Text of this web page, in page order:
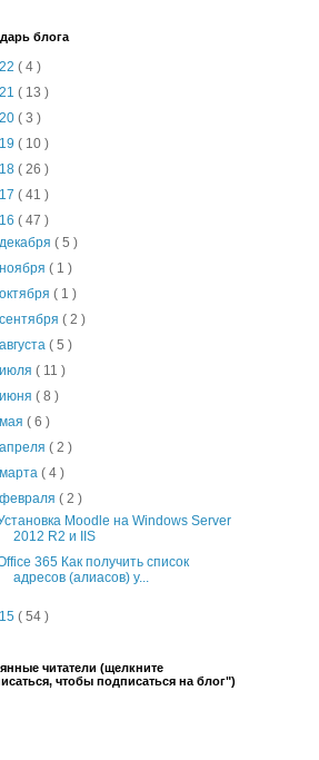
блога
( 4 )
( 13 )
( 3 )
( 10 )
( 26 )
( 41 )
( 47 )
декабря( 5 )
ноября( 1 )
октября( 1 )
сентября( 2 )
августа( 5 )
июля( 11 )
июня( 8 )
мая( 6 )
апреля( 2 )
марта( 4 )
февраля( 2 )
Moodle на Windows Server
2012 R2 и IIS
365 Как получить список
адресов (алиасов) у...
( 54 )
читатели (щелкните
чтобы подписаться на блог")